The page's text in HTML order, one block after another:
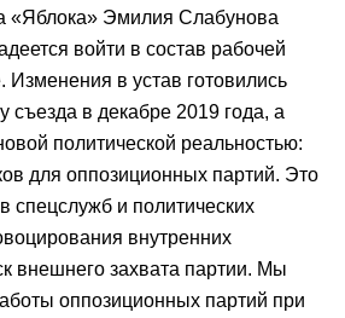
«Яблока» Эмилия Слабунова
войти в состав рабочей
в устав готовились
съезда в декабре 2019 года, а
политической реальностью:
для оппозиционных партий. Это
спецслужб и политических
внутренних
внешнего захвата партии. Мы
оппозиционных партий при